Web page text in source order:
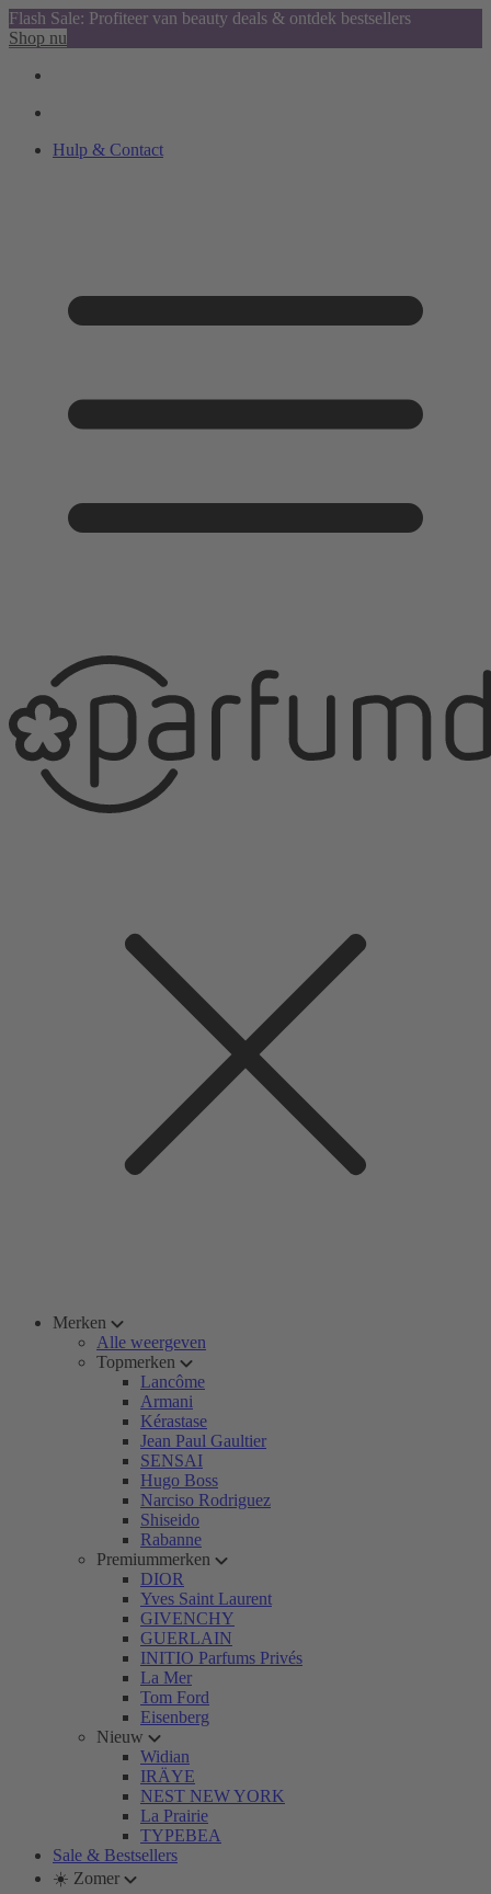
Flash Sale: Profiteer van beauty deals & ontdek bestsellers
Shop nu
Hulp & Contact
Merken
Alle weergeven
Topmerken
Lancôme
Armani
Kérastase
Jean Paul Gaultier
SENSAI
Hugo Boss
Narciso Rodriguez
Shiseido
Rabanne
Premiummerken
DIOR
Yves Saint Laurent
GIVENCHY
GUERLAIN
INITIO Parfums Privés
La Mer
Tom Ford
Eisenberg
Nieuw
Widian
IRÄYE
NEST NEW YORK
La Prairie
TYPEBEA
Sale & Bestsellers
☀️ Zomer